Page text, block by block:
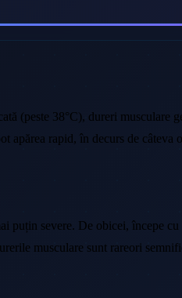
(peste 38°C), dureri musculare
apărea rapid, în decurs de câteva
puțin severe. De obicei, începe
musculare sunt rareori